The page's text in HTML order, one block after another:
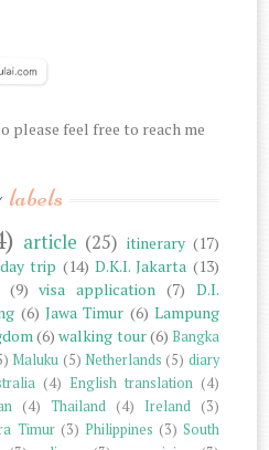
please feel free to reach me
labels
article (25) itinerary (17)
trip (14) D.K.I. Jakarta (13)
(9) visa application (7) D.I.
(6) Jawa Timur (6) Lampung
(6) walking tour(6) Bangka
Maluku (5) Netherlands (5) diary
(4) English translation (4)
(4) Thailand (4) Ireland (3)
Timur (3) Philippines (3) South